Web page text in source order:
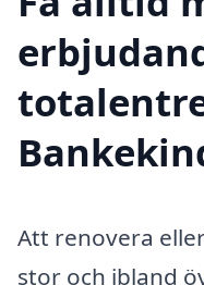
Att renovera
stor och ibland